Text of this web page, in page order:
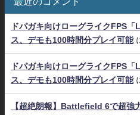
ドパガキ向けローグライクFPS
ス、デモも100時間分プレイ可能
ドパガキ向けローグライクFPS
ス、デモも100時間分プレイ可能
【超絶朗報】Battlefield 6で超強